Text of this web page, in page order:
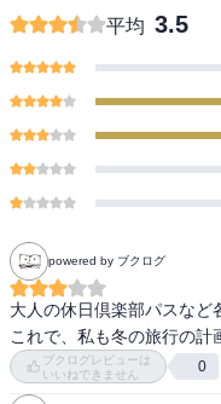
平均 3.5
powered by ブクログ
大人の休日倶楽部パスなど
これで、私も冬の旅行の計
ブクログレビューは
いいねできません
0